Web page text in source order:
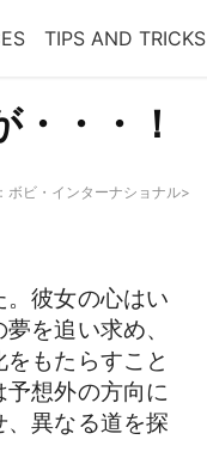
TIPS AND TRICKS
・・！
ボビ・インターナショナル>
彼女の心はい
を追い求め、
もたらすこと
想外の方向に
異なる道を探